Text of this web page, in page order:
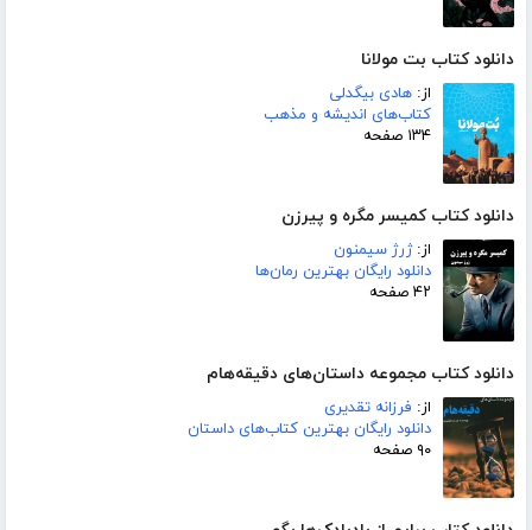
دانلود کتاب بت مولانا
از: هادی بیگدلی
کتاب‌های اندیشه و مذهب
۱۳۴ صفحه
دانلود کتاب کمیسر مگره و پیرزن
از:ژرژ سیمنون
دانلود رایگان بهترین رمان‌ها
۴۲ صفحه
دانلود کتاب مجموعه داستان‌های دقیقه‌هام
از: فرزانه تقدیری
دانلود رایگان بهترین کتاب‌های داستان
۹۰ صفحه